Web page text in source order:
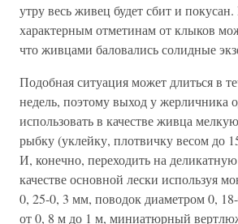
утру весь живец будет сбит и
характерным отметинам от клыков
что живцами баловались солидные
Подобная ситуация может длиться в
недель, поэтому выход у жерличника
использовать в качестве живца
рыбку (уклейку, плотвичку весом до
И, конечно, переходить на
качестве основной лески используя
0, 25-0, 3 мм, поводок диаметром 0,
от 0, 8 м до 1 м, миниатюрный